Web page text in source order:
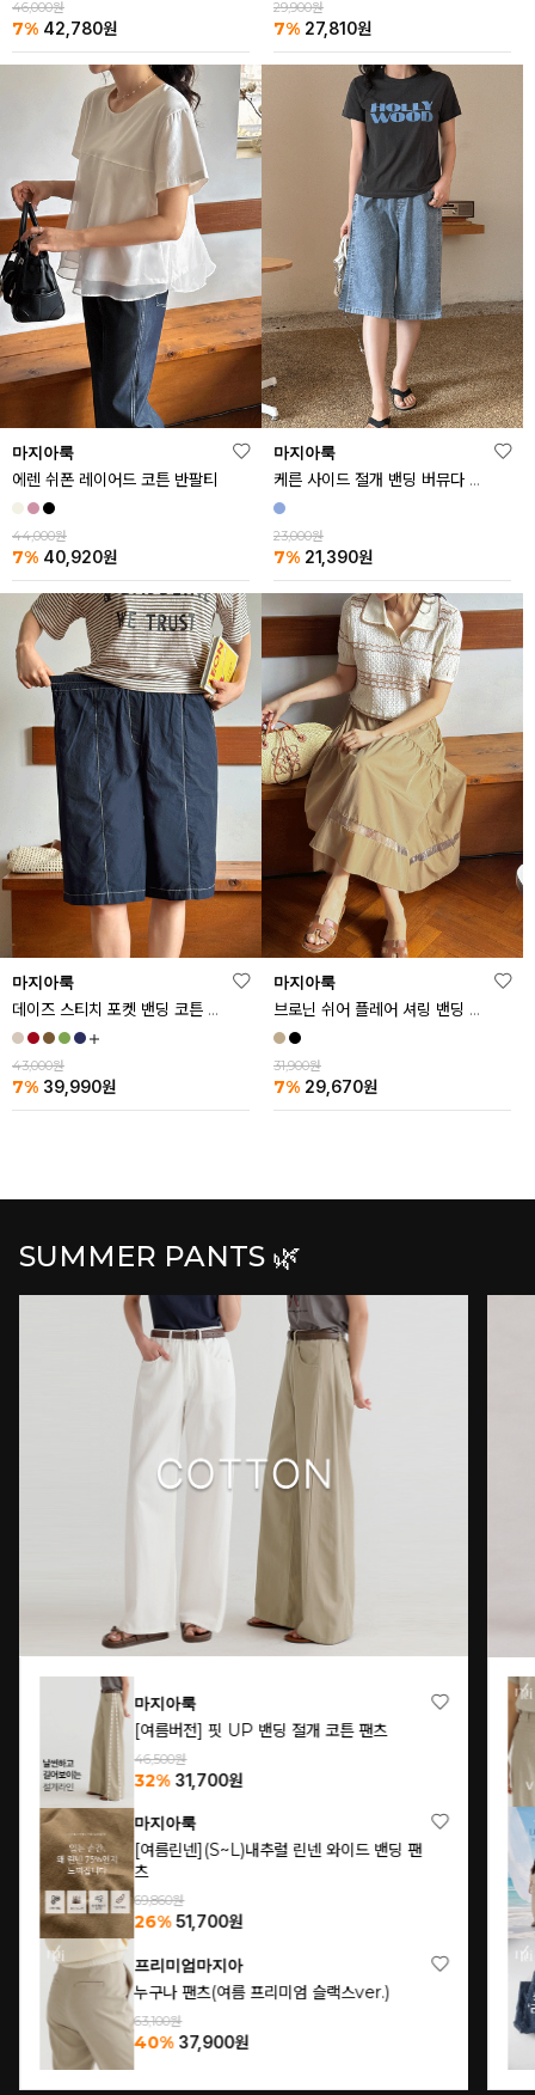
46,000원
7% 42,780원
29,900원
7% 27,810원
마지아룩
에렌 쉬폰 레이어드 코튼 반팔티
44,000원
7% 40,920원
마지아룩
케른 사이드 절개 밴딩 버뮤다 데님 반바지
23,000원
7% 21,390원
마지아룩
데이즈 스티치 포켓 밴딩 코튼 반바지
43,000원
7% 39,990원
마지아룩
브로닌 쉬어 플레어 셔링 밴딩 스커트
31,900원
7% 29,670원
SUMMER PANTS 🌿
마지아룩
[여름버전] 핏 UP 밴딩 절개 코튼 팬츠
46,500원
32% 31,700원
마지아룩
[여름린넨](S~L)내추럴 린넨 와이드 밴딩 팬
츠
69,860원
26% 51,700원
프리미엄마지아
누구나 팬츠(여름 프리미엄 슬랙스ver.)
63,100원
40% 37,900원